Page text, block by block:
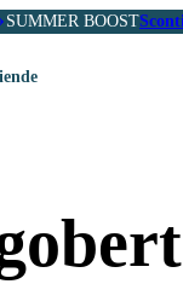
SUMMER BOOST
e Soft Skills